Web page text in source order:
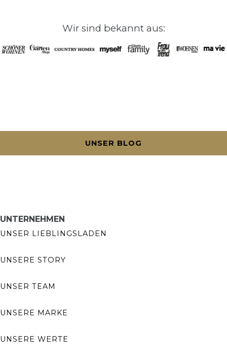
Wir sind bekannt aus:
UNSER BLOG
UNTERNEHMEN
UNSER LIEBLINGSLADEN
UNSERE STORY
UNSER TEAM
UNSERE MARKE
UNSERE WERTE